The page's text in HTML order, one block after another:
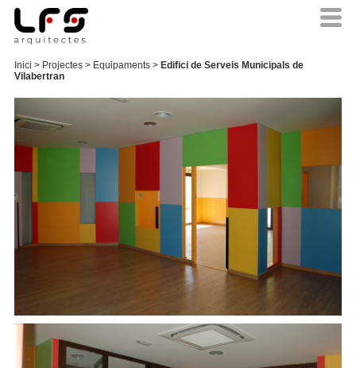
Inici > Projectes > Equipaments >Edifici de Serveis Municipals de
Vilabertran